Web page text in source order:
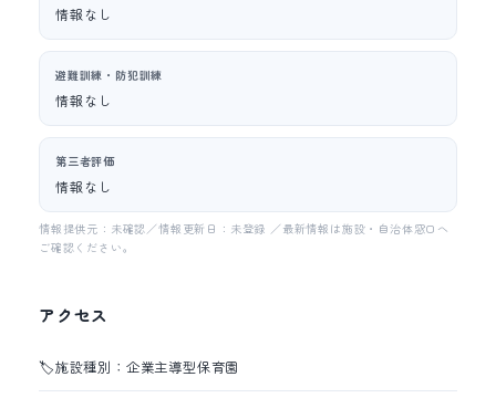
情報なし
避難訓練・防犯訓練
情報なし
第三者評価
情報なし
情報提供元：未確認／情報更新日：未登録 ／最新情報は施設・自治体窓口へ
ご確認ください。
アクセス
🏷️施設種別：企業主導型保育園